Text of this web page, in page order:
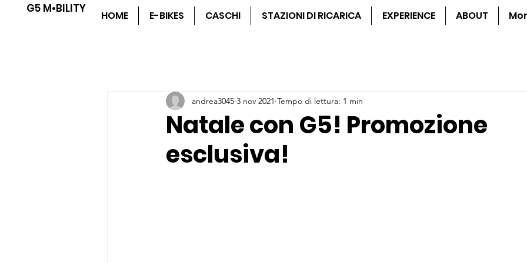
G5 M•BILITY
HOME E-BIKES CASCHI STAZIONI DI RICARICA EXPERIENCE ABOUT
Natale con G5! Promozione
esclusiva!
andrea3045 3 nov 2021 Tempo di lettura: 1 min